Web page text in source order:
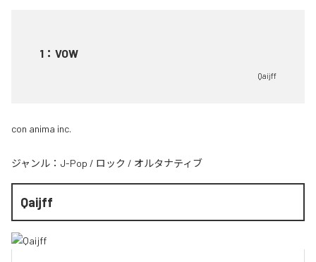
1 ： VOW
Qaijff
con anima inc.
ジャンル： J-Pop / ロック / オルタナティブ
Qaijff